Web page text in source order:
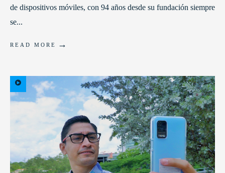
de dispositivos móviles, con 94 años desde su fundación siempre
se...
READ MORE →